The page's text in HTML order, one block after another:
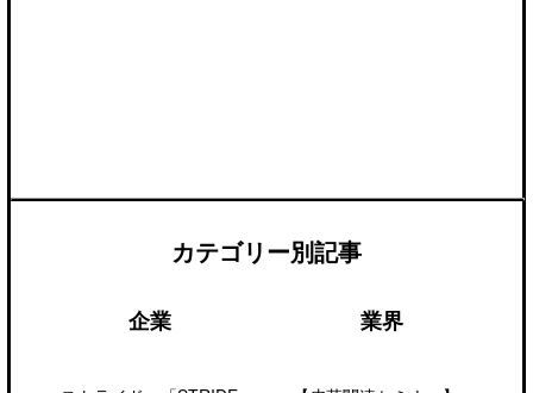
カテゴリー別記事
企業 業界